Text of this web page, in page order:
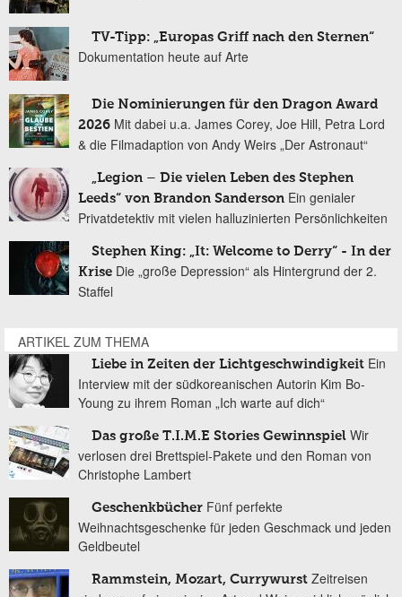
TV-Tipp: „Europas Griff nach den Sternen“
Dokumentation heute auf Arte
Die Nominierungen für den Dragon Award
2026 Mit dabei u.a. James Corey, Joe Hill, Petra Lord
& die Filmadaption von Andy Weirs „Der Astronaut“
„Legion – Die vielen Leben des Stephen
Leeds“ von Brandon Sanderson Ein genialer
Privatdetektiv mit vielen halluzinierten Persönlichkeiten
Stephen King: „It: Welcome to Derry“ - In der
Krise Die „große Depression“ als Hintergrund der 2.
Staffel
ARTIKEL ZUM THEMA
Liebe in Zeiten der Lichtgeschwindigkeit Ein
Interview mit der südkoreanischen Autorin Kim Bo-
Young zu ihrem Roman „Ich warte auf dich“
Das große T.I.M.E Stories Gewinnspiel Wir
verlosen drei Brettspiel-Pakete und den Roman von
Christophe Lambert
Geschenkbücher Fünf perfekte
Weihnachtsgeschenke für jeden Geschmack und jeden
Geldbeutel
Rammstein, Mozart, Currywurst Zeitreisen